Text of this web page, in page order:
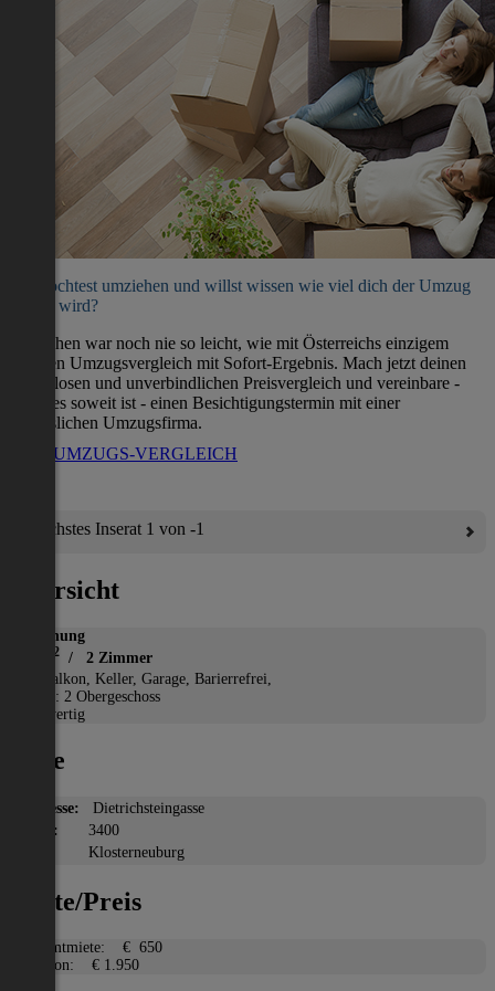
Du möchtest umziehen und willst wissen wie viel dich der Umzug
kosten wird?
Umziehen war noch nie so leicht, wie mit Österreichs einzigem
direkten Umzugsvergleich mit Sofort-Ergebnis. Mach jetzt deinen
kostenlosen und unverbindlichen Preisvergleich und vereinbare -
wenn es soweit ist - einen Besichtigungstermin mit einer
verlässlichen Umzugsfirma.
ZUM UMZUGS-VERGLEICH
Nächstes Inserat 1 von -1
Übersicht
Wohnung
2 / 2 Zimmer
Balkon, Keller, Garage, Barierrefrei,
Etage: 2 Obergeschoss
Neuwertig
Lage
Adresse:
Dietrichsteingasse
PLZ:
3400
Klosterneuburg
Miete/Preis
Gesamtmiete:
€ 650
Kaution:
€ 1.950